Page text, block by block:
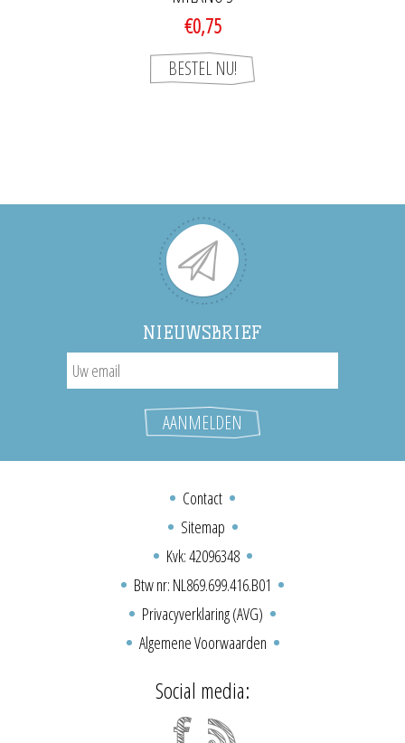
€0,75
NIEUWSBRIEF
Contact
Sitemap
Kvk: 42096348
Btw nr: NL869.699.416.B01
Privacyverklaring (AVG)
Algemene Voorwaarden
Social media: